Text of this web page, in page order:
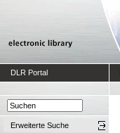
DLR Portal
Erweiterte Suche